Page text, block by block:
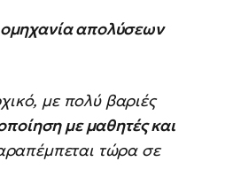
απολύσεων
με πολύ βαριές
με μαθητές και
τώρα σε